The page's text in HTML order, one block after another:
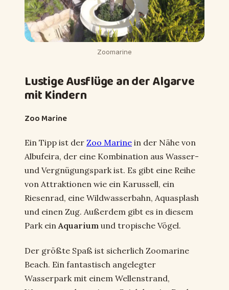
Zoomarine
Lustige Ausflüge an der Algarve
mit Kindern
Zoo Marine
Ein Tipp ist der Zoo Marine in der Nähe von
Albufeira, der eine Kombination aus Wasser-
und Vergnügungspark ist. Es gibt eine Reihe
von Attraktionen wie ein Karussell, ein
Riesenrad, eine Wildwasserbahn, Aquasplash
und einen Zug. Außerdem gibt es in diesem
Park ein Aquarium und tropische Vögel.
Der größte Spaß ist sicherlich Zoomarine
Beach. Ein fantastisch angelegter
Wasserpark mit einem Wellenstrand,